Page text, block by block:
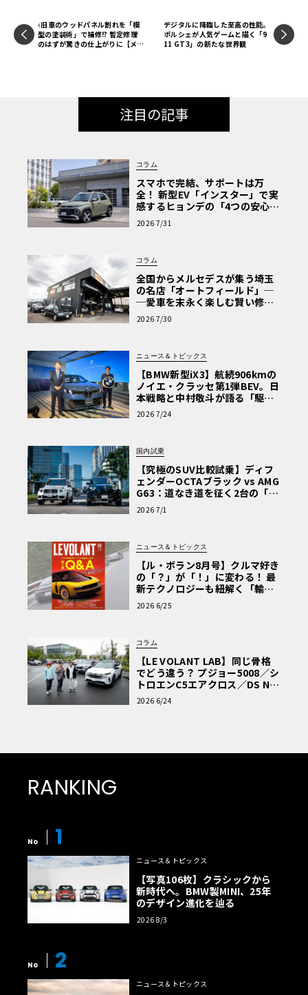
旧車のウッドパネル割れを「模
型の塗装術」で補修!? 暫定修理
のはずが驚きの仕上がりに【メル
デジタルに降臨した至高の性能。
ポルシェが人気ゲームと描く「9
11 GT3」の新たな世界観
注目の記事
コラム
スマホで完結、サポートは万
全！ 新型EV「インスター」で実
感するヒョンデの「4つの安心」
【第1回・ヒョンデ6つの疑問：
Why? Hyundai?】〈PR〉
2026 7/31
コラム
全国からメルセデスが集う埼玉
の名店「オートフィールド」─
─愛車を末永く楽しむ賢い修理
術と、プロがフックス製オイル
を選ぶ理由〈PR〉
2026 7/30
ニュース＆トピックス
【BMW新型iX3】航続906kmの
ノイエ・クラッセ第1弾BEV。日
本戦略と中村敬斗が語る「駆け
ぬける歓び」
2026 7/24
国内試乗
【究極のSUV比較試乗】ディフ
ェンダーOCTAブラック vs AMG
G63：道なき道を征く2台の「対
極的アプローチ」
2026 7/1
ニュース＆トピックス
【ル・ボラン8月号】クルマ好き
の「？」が「！」に変わる！ 最
新テクノロジーも紐解く「輸入
車Q&A」
2026 6/25
コラム
【LE VOLANT LAB】同じ骨格
でどう違う？ プジョー5008／シ
トロエンC5エアクロス／DS Nº4
読者一気乗りレポート
2026 6/24
RANKING
No 1
ニュース＆トピックス
【写真106枚】クラシックから
新時代へ。BMW製MINI、25年
のデザイン進化を辿る
2026 8/3
No 2
ニュース＆トピックス